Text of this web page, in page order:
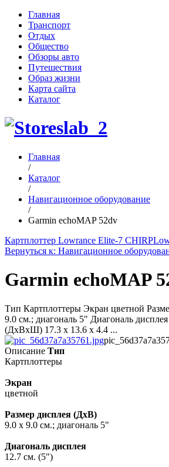
Главная
Транспорт
Отдых
Общество
Обзоры авто
Путешествия
Образ жизни
Карта сайта
Каталог
Главная
/
Каталог
/
Навигационное оборудование
/
Garmin echoMAP 52dv
Картплоттер Lowrance Elite-7 CHIRP
Вернуться к: Навигационное
Garmin echoMAP
Тип Картплоттеры Экран цветной
9.0 см.; диагональ 5" Диагональ
(ДxВxШ) 17.3 x 13.6 x 4.4 ...
Описание Тип
Картплоттеры
Экран
цветной
Размер дисплея (ДxВ)
9.0 x 9.0 см.; диагональ 5"
Диагональ дисплея
12.7 см. (5")